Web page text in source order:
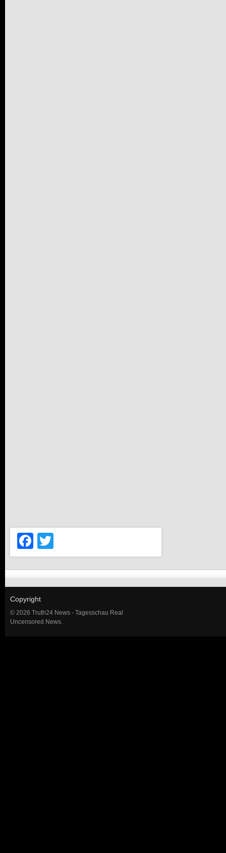
Facebook
Copyright
© 2026 Truth24 News - Tagesschau Real
Uncensored News.